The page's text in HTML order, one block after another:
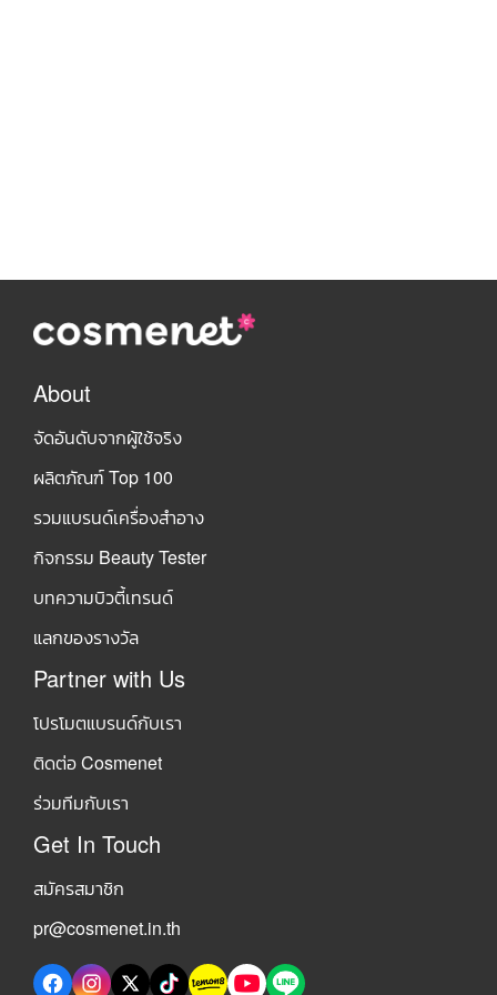
About
จัดอันดับจากผู้ใช้จริง
ผลิตภัณฑ์ Top 100
รวมแบรนด์เครื่องสำอาง
กิจกรรม Beauty Tester
บทความบิวตี้เทรนด์
แลกของรางวัล
Partner with Us
โปรโมตแบรนด์กับเรา
ติดต่อ Cosmenet
ร่วมทีมกับเรา
Get In Touch
สมัครสมาชิก
pr@cosmenet.in.th